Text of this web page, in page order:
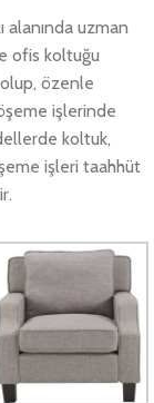
alanında uzman
ofis koltuğu
özenle
işlerinde
koltuk,
işleri taahhüt